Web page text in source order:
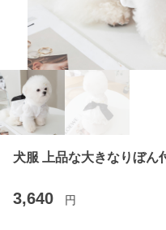
犬服 上品な大きなりぼん
3,640 円